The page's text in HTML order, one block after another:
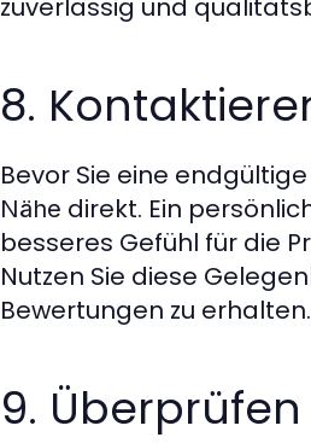
zuverlässig und
8.
Bevor Sie eine
Nähe direkt. Ein
besseres Gefühl für die
Nutzen Sie diese
Bewertungen zu erhalten.
9.